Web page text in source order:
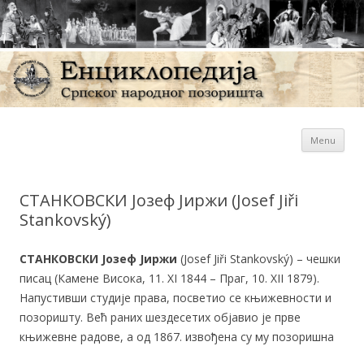
Енциклопедија СрпскогMenu
СТАНКОВСКИ Јозеф Јиржи (Josef Jiři
Stankovský)
СТАНКОВСКИ Јозеф Јиржи (Josef Jiři Stankovský) – чешки
писац (Камене Висока, 11. XI 1844 – Праг, 10. XII 1879).
Напустивши студије права, посветио се књижевности и
позоришту. Већ раних шездесетих објавио је прве
књижевне радове, а од 1867. извођена су му позоришна